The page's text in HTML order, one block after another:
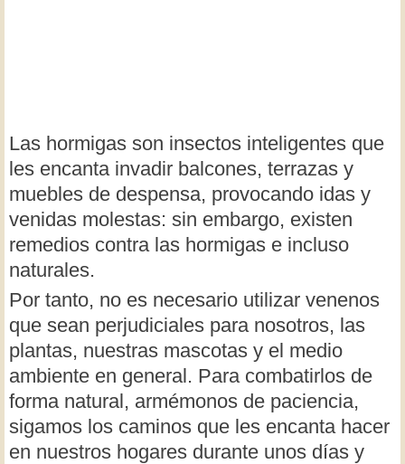
Las hormigas son insectos inteligentes que
les encanta invadir balcones, terrazas y
muebles de despensa, provocando idas y
venidas molestas: sin embargo, existen
remedios contra las hormigas e incluso
naturales.
Por tanto, no es necesario utilizar venenos
que sean perjudiciales para nosotros, las
plantas, nuestras mascotas y el medio
ambiente en general. Para combatirlos de
forma natural, armémonos de paciencia,
sigamos los caminos que les encanta hacer
en nuestros hogares durante unos días y